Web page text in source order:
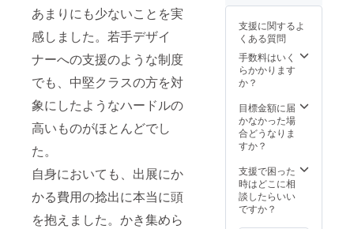
あまりにも少ないことを実
感しました。若手デザイ
ナーへの支援のような制度
でも、中堅クラスの方を対
象にしたようなハードルの
高いものがほとんどでし
た。
自身においても、出展にか
かる費用の捻出に本当に頭
を抱えました。かき集めら
支援に関するよ
くある質問
手数料はいく
らかかります
か？
目標金額に届
かなかった場
合どうなりま
すか？
支援で困った
時はどこに相
談したらいい
ですか？